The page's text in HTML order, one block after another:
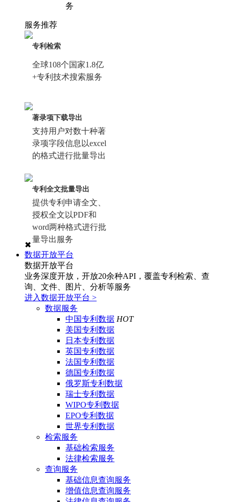
务
服务推荐
专利检索
全球108个国家1.8亿
+专利技术搜索服务
著录项下载导出
支持用户对数十种著
录项字段信息以excel
的格式进行批量导出
专利全文批量导出
提供专利申请全文、
授权全文以PDF和
word两种格式进行批
量导出服务
✖
数据开放平台
数据开放平台
业务深度开放，开放20余种API，覆盖专利检索、查
询、文件、图片、分析等服务
进入数据开放平台 >
数据服务
中国专利数据 HOT
美国专利数据
日本专利数据
英国专利数据
法国专利数据
德国专利数据
俄罗斯专利数据
瑞士专利数据
WIPO专利数据
EPO专利数据
世界专利数据
检索服务
基础检索服务
法律检索服务
查询服务
基础信息查询服务
增值信息查询服务